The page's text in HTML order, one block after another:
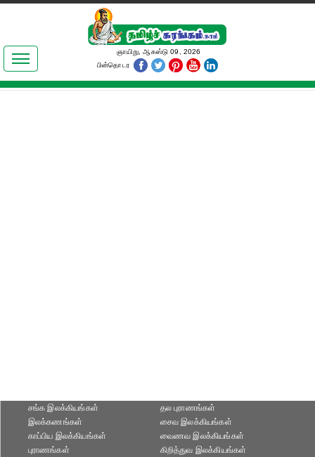
இலக்கியங்கள்
தமிழ் உலகம்
ஞாயிறு, ஆகஸ்டு 09, 2026
பின்தொடர
சங்க இலக்கியங்கள்
இலக்கணங்கள்
காப்பிய இலக்கியங்கள்
புராணங்கள்
தல புராணங்கள்
சைவ இலக்கியங்கள்
வைணவ இலக்கியங்கள்
கிறித்துவ இலக்கியங்கள்